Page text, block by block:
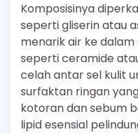
Komposisinya
seperti gliserin atau
menarik air ke
seperti ceramide
celah antar sel kulit
surfaktan ringan
kotoran dan sebum
lipid esensial